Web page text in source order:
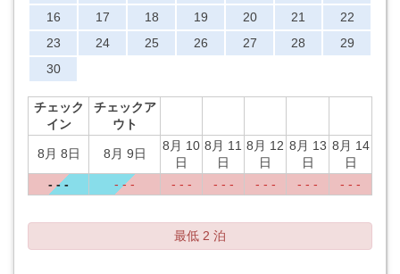
16
17 18 19 20 21
22
23
24 25 26 27 28
29
30
チェック
イン
チェックア
ウト
8月 8日 8月 9日
8月 10
日
8月 11
日
8月 12
日
8月 13
日
8月 14
日
- - -
- - - - - - - - - - - - - - - - - -
最低 2 泊